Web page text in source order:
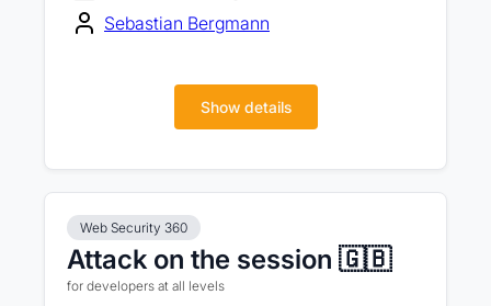
Sebastian Bergmann
Show details
Web Security 360
Attack on the session 🇬🇧
for developers at all levels